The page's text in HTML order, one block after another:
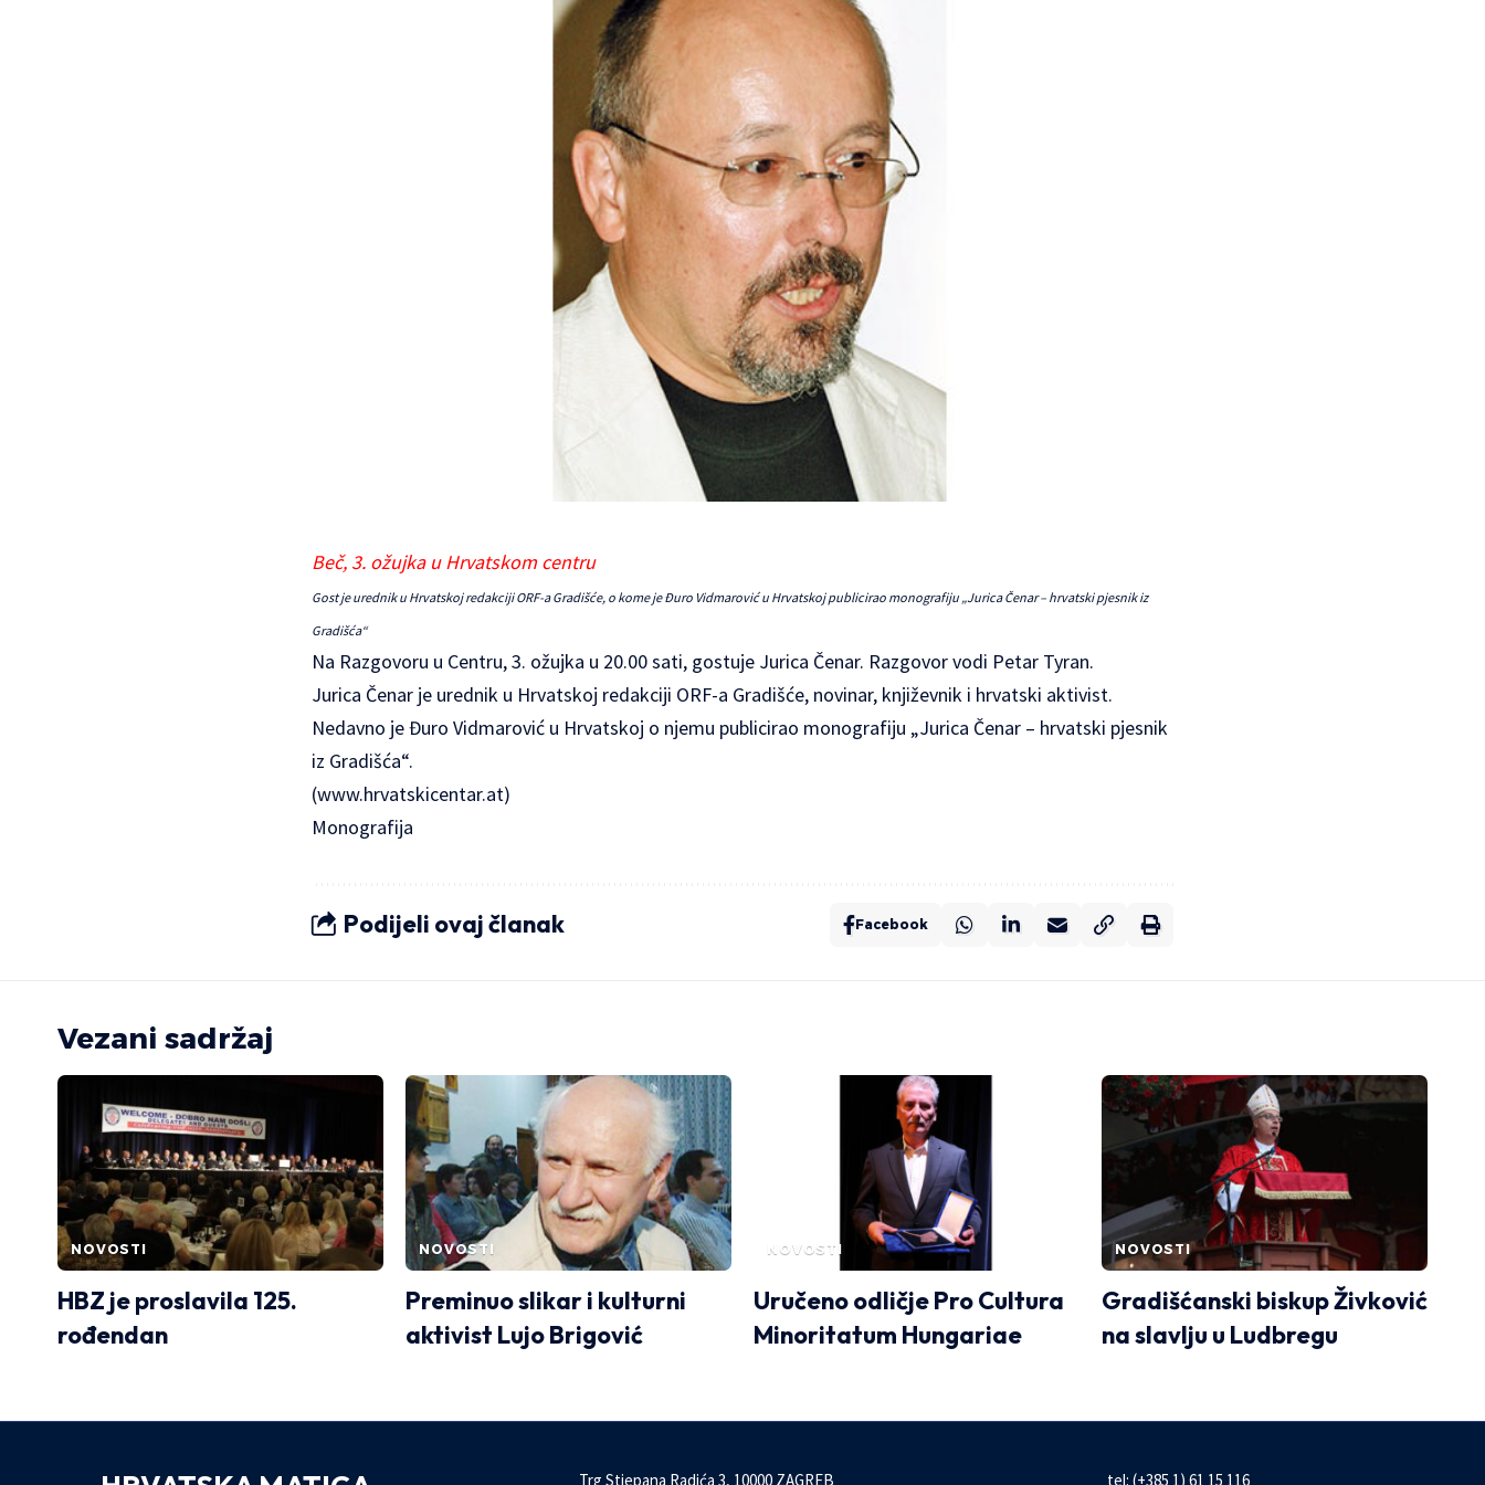
Beč, 3. ožujka u Hrvatskom centru
Gost je urednik u Hrvatskoj redakciji ORF-a Gradišće, o kome je Đuro Vidmarović u Hrvatskoj publicirao monografiju „Jurica Čenar – hrvatski pjesnik iz
Gradišća“
Na Razgovoru u Centru, 3. ožujka u 20.00 sati, gostuje Jurica Čenar. Razgovor vodi Petar Tyran.
Jurica Čenar je urednik u Hrvatskoj redakciji ORF-a Gradišće, novinar, književnik i hrvatski aktivist.
Nedavno je Đuro Vidmarović u Hrvatskoj o njemu publicirao monografiju „Jurica Čenar – hrvatski pjesnik
iz Gradišća“.
(www.hrvatskicentar.at)
Monografija
Podijeli ovaj članak Facebook
Vezani sadržaj
NOVOSTI
HBZ je proslavila 125.
rođendan
NOVOSTI
Preminuo slikar i kulturni
aktivist Lujo Brigović
NOVOSTI
Uručeno odličje Pro Cultura
Minoritatum Hungariae
NOVOSTI
Gradišćanski biskup Živković
na slavlju u Ludbregu
Trg Stjepana Radića 3, 10000 ZAGREB tel: (+385 1) 61 15 116